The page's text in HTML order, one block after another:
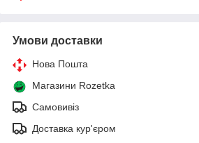
Умови доставки
Нова Пошта
Магазини Rozetka
Самовивіз
Доставка кур'єром